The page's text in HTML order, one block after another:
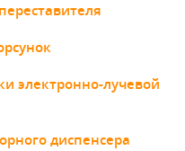
электронно-лучевой
диспенсера